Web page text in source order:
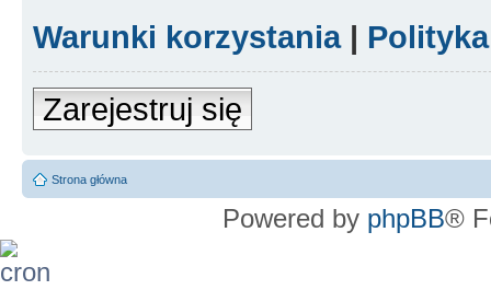
Warunki korzystania|
Zarejestruj się
Strona główna
Powered by phpBB®